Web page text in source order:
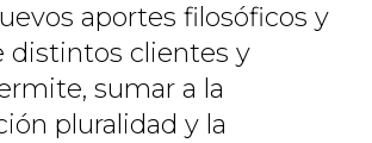
aportes filosóficos y
distintos clientes y
sumar a la
pluralidad y la